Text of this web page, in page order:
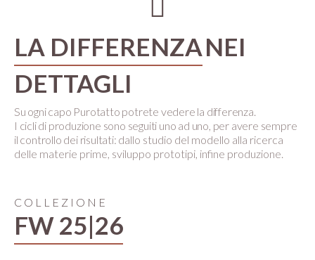
LA DIFFERENZANEI
DETTAGLI
Su ogni capo Purotatto potrete vedere la differenza.
I cicli di produzione sono seguiti uno ad uno, per avere sempre
il controllo dei risultati: dallo studio del modello alla ricerca
delle materie prime, sviluppo prototipi, infine produzione.
COLLEZIONE
FW 25|26